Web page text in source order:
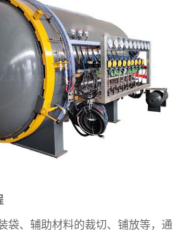
、辅助材料的裁切、铺放等，通